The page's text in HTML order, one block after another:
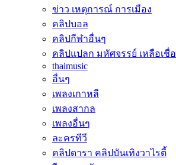
ข่าว เหตุการณ์ การเมือง
คลิปบอล
คลิปกีฬาอื่นๆ
คลิปแปลก มหัศจรรย์ เหลือเชื่อ
thaimusic
อื่นๆ
เพลงเกาหลี
เพลงสากล
เพลงอื่นๆ
ละครทีวี
คลิปดารา คลิปบันเทิงวาไรตี้